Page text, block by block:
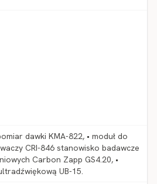
dawki KMA-822, • moduł do
CRI-846 stanowisko badawcze
Carbon Zapp GS4.20, •
UB-15.